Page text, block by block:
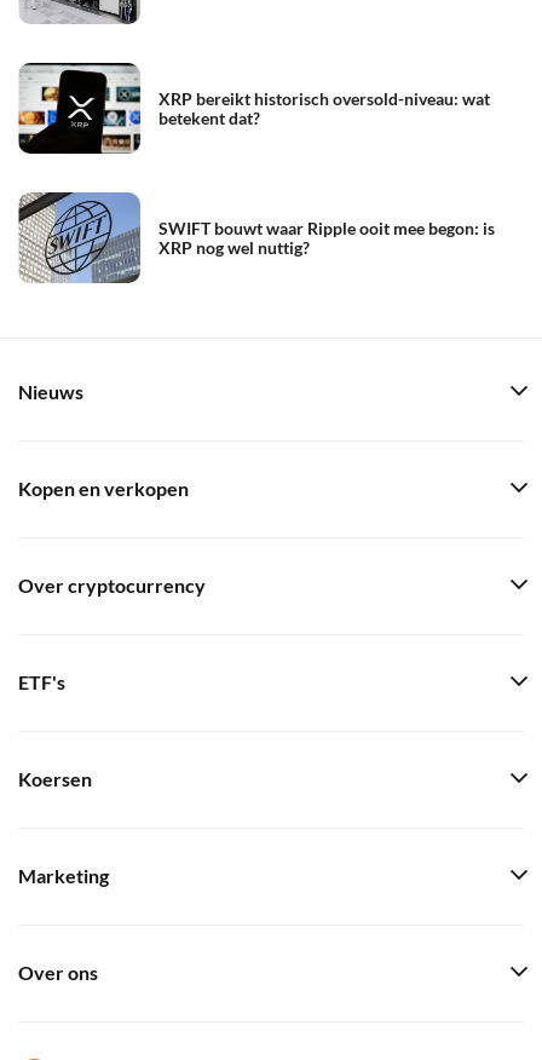
XRP bereikt historisch oversold-niveau: wat
betekent dat?
SWIFT bouwt waar Ripple ooit mee begon: is
XRP nog wel nuttig?
Nieuws
Kopen en verkopen
Over cryptocurrency
ETF's
Koersen
Marketing
Over ons